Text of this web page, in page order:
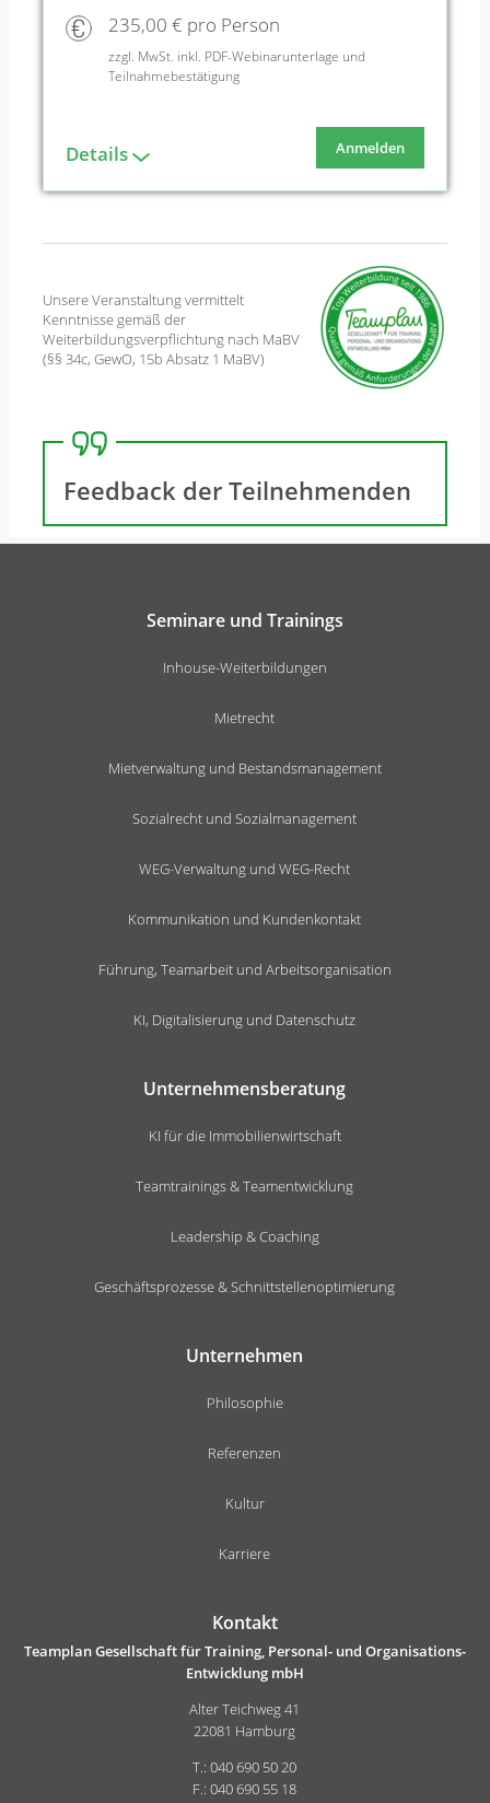
235,00 € pro Person
zzgl. MwSt. inkl. PDF-Webinarunterlage und
Teilnahmebestätigung
Details Anmelden
Unsere Veranstaltung vermittelt
Kenntnisse gemäß der
Weiterbildungsverpflichtung nach MaBV
(§§ 34c, GewO, 15b Absatz 1 MaBV)
Feedback der Teilnehmenden
Seminare und Trainings
Inhouse-Weiterbildungen
Mietrecht
Mietverwaltung und Bestandsmanagement
Sozialrecht und Sozialmanagement
WEG-Verwaltung und WEG-Recht
Kommunikation und Kundenkontakt
Führung, Teamarbeit und Arbeitsorganisation
KI, Digitalisierung und Datenschutz
Unternehmensberatung
KI für die Immobilienwirtschaft
Teamtrainings & Teamentwicklung
Leadership & Coaching
Geschäftsprozesse & Schnittstellenoptimierung
Unternehmen
Philosophie
Referenzen
Kultur
Karriere
Kontakt
Teamplan Gesellschaft für Training, Personal- und Organisations-
Entwicklung mbH
Alter Teichweg 41
22081 Hamburg
T.: 040 690 50 20
F.: 040 690 55 18